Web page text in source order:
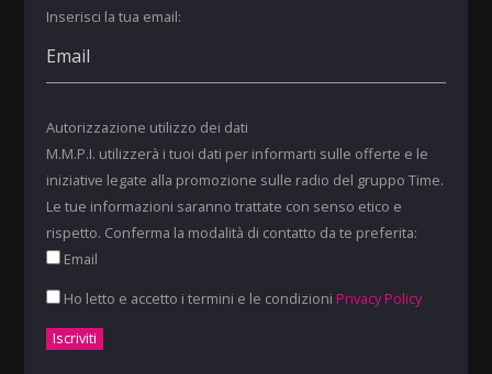
Inserisci la tua email:
Autorizzazione utilizzo dei dati
M.M.P.I. utilizzerà i tuoi dati per informarti sulle offerte e le
iniziative legate alla promozione sulle radio del gruppo Time.
Le tue informazioni saranno trattate con senso etico e
rispetto. Conferma la modalità di contatto da te preferita:
Email
Ho letto e accetto i termini e le condizioni Privacy Policy